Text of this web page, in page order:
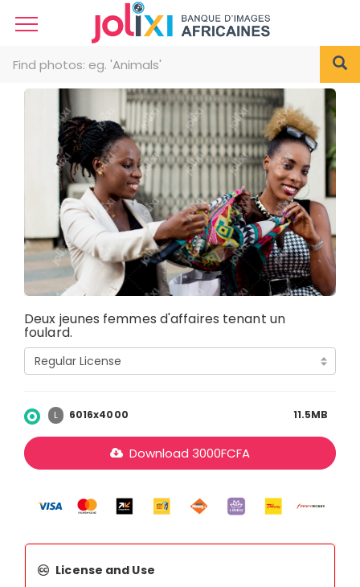
Deux jeunes femmes d'affaires tenant un
foulard.
L 6016x4000 11.5MB
Download 3000FCFA
License and Use